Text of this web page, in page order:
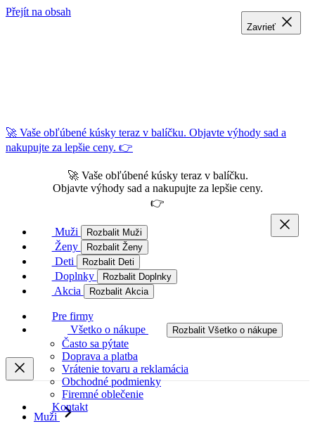
Přejít na obsah
🚀 Vaše obľúbené kúsky teraz v balíčku. Objavte výhody sad a
nakupujte za lepšie ceny. 👉
🚀 Vaše obľúbené kúsky teraz v balíčku.
Objavte výhody sad a nakupujte za lepšie ceny.
👉
Muži Rozbalit Muži
Ženy Rozbalit Ženy
Deti Rozbalit Deti
Doplnky Rozbalit Doplnky
Akcia Rozbalit Akcia
Pre firmy
Všetko o nákupe
Rozbalit Všetko o nákupe
Často sa pýtate
Doprava a platba
Vrátenie tovaru a reklamácia
Obchodné podmienky
Firemné oblečenie
Kontakt
Muži
Zavrieť
Zavrieť
Zavrieť